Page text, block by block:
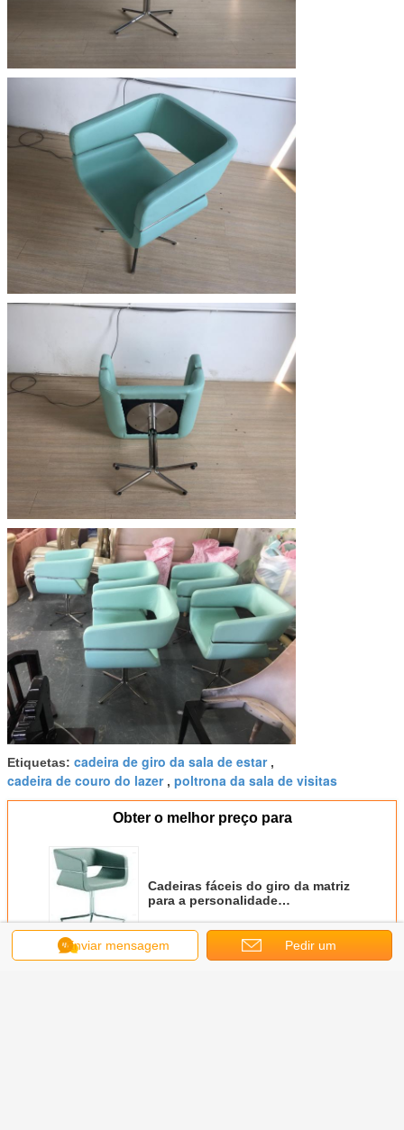
Etiquetas: cadeira de giro da sala de estar,
cadeira de couro do lazer, poltrona da sala de visitas
Obter o melhor preço para
Cadeiras fáceis do giro da matriz
para a personalidade
imediatamente
Continue
Enviar mensagem Pedir um